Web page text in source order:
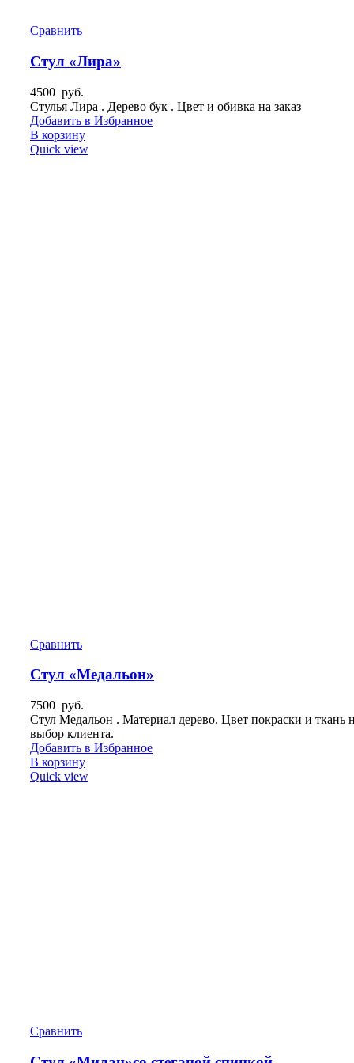
Сравнить
Стул «Лира»
4500 руб.
Стулья Лира . Дерево бук . Цвет и обивка на заказ
Добавить в Избранное
В корзину
Quick view
Сравнить
Стул «Медальон»
7500 руб.
Стул Медальон . Материал дерево. Цвет покраски и ткань
выбор клиента.
Добавить в Избранное
В корзину
Quick view
Сравнить